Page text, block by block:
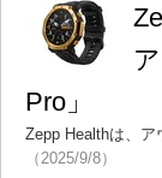
Pro」
Zepp Healthは、
（2025/9/8）